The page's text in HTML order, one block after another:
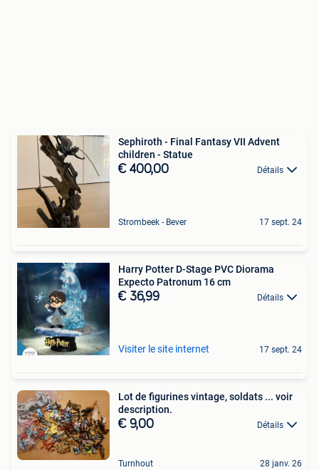
Sephiroth - Final Fantasy VII Advent
children - Statue
€ 400,00 Détails
Strombeek - Bever 17 sept. 24
Harry Potter D-Stage PVC Diorama
Expecto Patronum 16 cm
€ 36,99 Détails
Visiter le site internet 17 sept. 24
Lot de figurines vintage, soldats ... voir
description.
€ 9,00 Détails
Turnhout 28 janv. 26